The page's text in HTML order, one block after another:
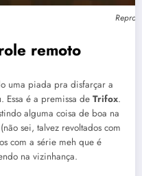
remoto
uma piada pra disfarçar a
é a premissa de Trifox.
alguma coisa de boa na
sei, talvez revoltados com
com a série meh que é
na vizinhança.